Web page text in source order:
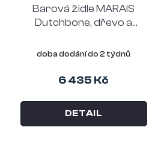
Barová židle MARAIS
Dutchbone, dřevo a
doba dodání do 2 týdnů
6 435 Kč
DETAIL